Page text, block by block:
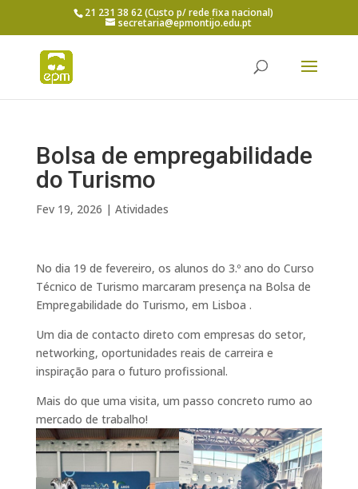
21 231 38 62 (Custo p/ rede fixa nacional)
secretaria@epmontijo.edu.pt
Bolsa de empregabilidade
do Turismo
Fev 19, 2026 | Atividades
No dia 19 de fevereiro, os alunos do 3.º ano do Curso
Técnico de Turismo marcaram presença na Bolsa de
Empregabilidade do Turismo, em Lisboa .
Um dia de contacto direto com empresas do setor,
networking, oportunidades reais de carreira e
inspiração para o futuro profissional.
Mais do que uma visita, um passo concreto rumo ao
mercado de trabalho!